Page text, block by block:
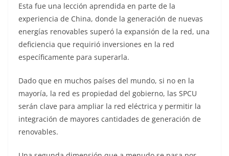
Esta fue una lección aprendida en parte de la
experiencia de China, donde la generación de nuevas
energías renovables superó la expansión de la red, una
deficiencia que requirió inversiones en la red
específicamente para superarla.
Dado que en muchos países del mundo, si no en la
mayoría, la red es propiedad del gobierno, las SPCU
serán clave para ampliar la red eléctrica y permitir la
integración de mayores cantidades de generación de
renovables.